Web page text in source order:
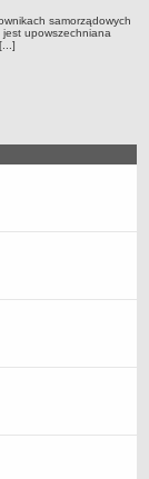
odroczenia)
-
samorządowych
upowszechniana